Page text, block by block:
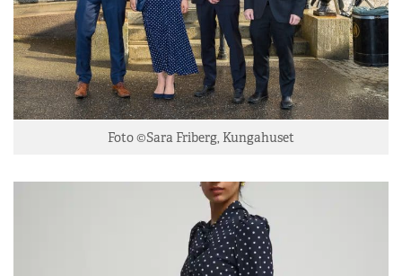
Foto ©Sara Friberg, Kungahuset